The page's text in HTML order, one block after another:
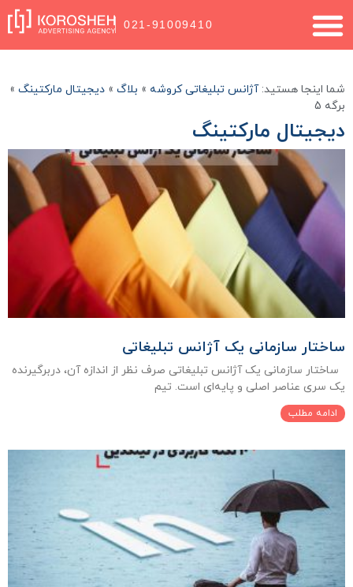
021-91009410
شما اینجا هستید: آژانس تبلیغاتی کروشه » بلاگ » دیجیتال مارکتینگ »
برگه 5
دیجیتال مارکتینگ
ساختار سازمانی یک آژانس تبلیغاتی
ساختار سازمانی یک آژانس تبلیغاتی صرف نظر از اندازه آن، دربرگیرنده
یک سری عناصر اصلی و پایه‌ای است. تیم
ادامه مطلب